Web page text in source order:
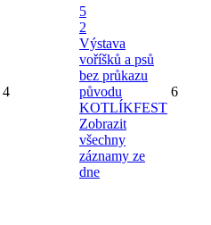
4
5
2
Výstava
voříšků a psů
bez průkazu
původu
KOTLÍKFEST
Zobrazit
všechny
záznamy ze
dne
6